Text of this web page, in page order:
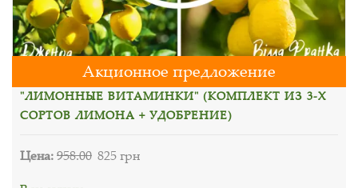
Акционное предложение
"ЛИМОННЫЕ ВИТАМИНКИ" (КОМПЛЕКТ ИЗ 3-Х
СОРТОВ ЛИМОНА + УДОБРЕНИЕ)
Цена:958.00 825 грн